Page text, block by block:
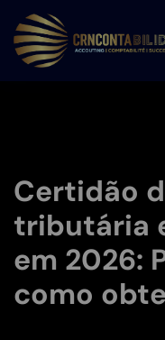
Certidão
tributária
em 2026:
como